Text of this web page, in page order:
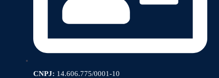
CNPJ: 14.606.775/0001-10